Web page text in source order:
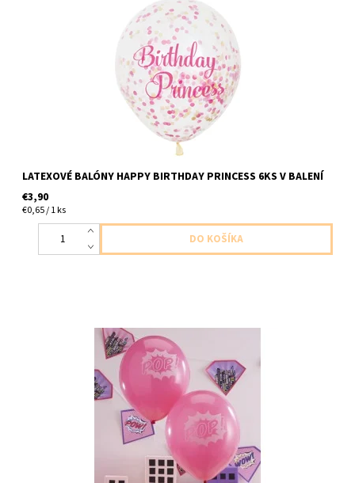
latexove balony cire s napisom birthday princes s ruzovo zlatymi
konfetami 6ks v balení sucastou balenie je lievik na napln balona
velkost 27,5cm dodavame nenafukane
LATEXOVÉ BALÓNY HAPPY BIRTHDAY PRINCESS 6KS V BALENÍ
€3,90
€0,65 / 1 ks
latexove balony pop 10ks v balení velkost cca do 28cm
dodavame nenafukane